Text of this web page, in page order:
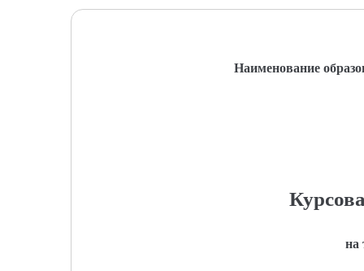
Наименование
на